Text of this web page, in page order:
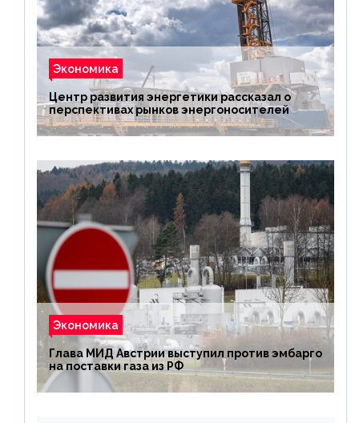
Экономика
Центр развития энергетики рассказал о
перспективах рынков энергоносителей
Экономика
Глава МИД Австрии выступил против эмбарго
на поставки газа из РФ